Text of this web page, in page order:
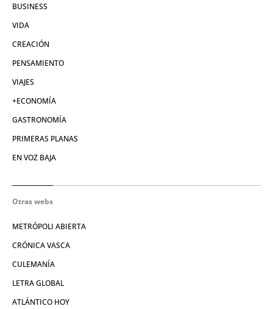
BUSINESS
VIDA
CREACIÓN
PENSAMIENTO
VIAJES
+ECONOMÍA
GASTRONOMÍA
PRIMERAS PLANAS
EN VOZ BAJA
Otras webs
METRÓPOLI ABIERTA
CRÓNICA VASCA
CULEMANÍA
LETRA GLOBAL
ATLÁNTICO HOY